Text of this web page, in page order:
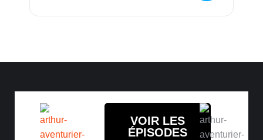
VOIR LES
ÉPISODES